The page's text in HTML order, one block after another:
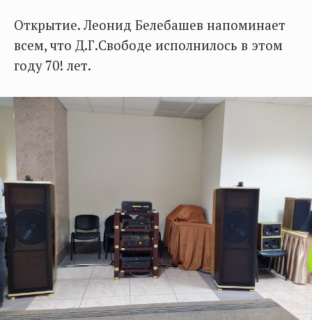
Открытие. Леонид Белебашев напоминает
всем, что Д.Г.Свободе исполнилось в этом
году 70! лет.